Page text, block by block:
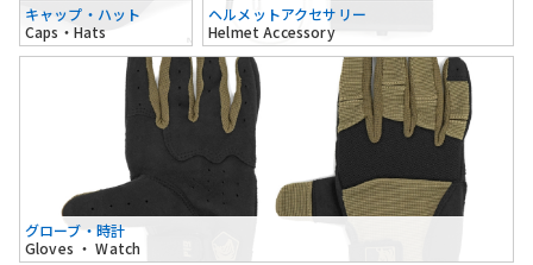
キャップ・ハット
Caps・Hats
ヘルメットアクセサリー
Helmet Accessory
グローブ・時計
Gloves ・ Watch